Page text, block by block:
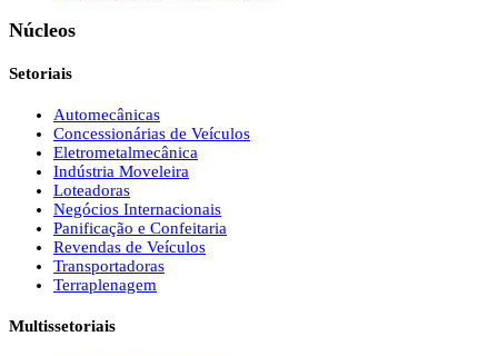
Núcleos
Setoriais
Automecânicas
Concessionárias de Veículos
Eletrometalmecânica
Indústria Moveleira
Loteadoras
Negócios Internacionais
Panificação e Confeitaria
Revendas de Veículos
Transportadoras
Terraplenagem
Multissetoriais